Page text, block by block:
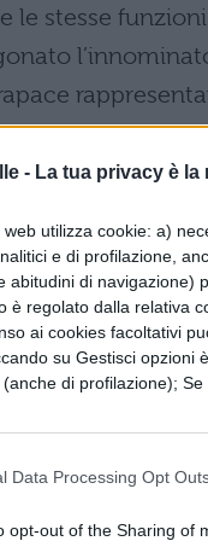
- La tua privacy è
utilizza cookie: a)
e di profilazione,
abitudini di navigazione)
è regolato dalla relativa
ai cookies facoltativi
su Gestisci opzioni
di profilazione);
Data Processing Opt
opt-out of the Sharing of
le stesse
è descritta
si guardano a
con un tono
bravi che
sono
alle due
che sono con
tra la